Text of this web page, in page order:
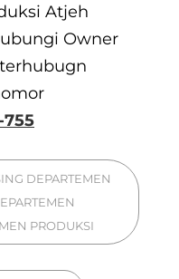
Atjeh
Owner
755
DEPARTEMEN
PRODUKSI